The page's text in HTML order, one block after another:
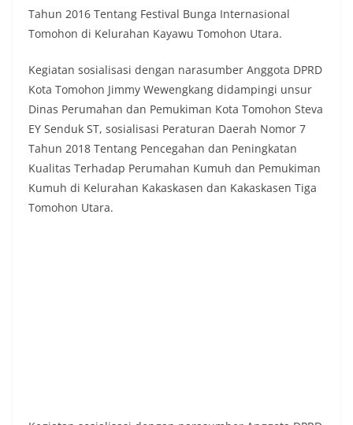
Tahun 2016 Tentang Festival Bunga Internasional
Tomohon di Kelurahan Kayawu Tomohon Utara.
Kegiatan sosialisasi dengan narasumber Anggota DPRD
Kota Tomohon Jimmy Wewengkang didampingi unsur
Dinas Perumahan dan Pemukiman Kota Tomohon Steva
EY Senduk ST, sosialisasi Peraturan Daerah Nomor 7
Tahun 2018 Tentang Pencegahan dan Peningkatan
Kualitas Terhadap Perumahan Kumuh dan Pemukiman
Kumuh di Kelurahan Kakaskasen dan Kakaskasen Tiga
Tomohon Utara.